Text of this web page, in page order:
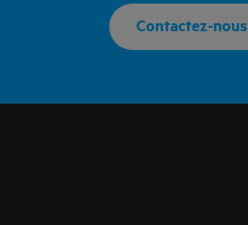
Contactez-nous